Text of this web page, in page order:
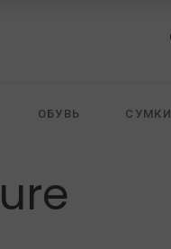
ОБУВЬ СУМКИ